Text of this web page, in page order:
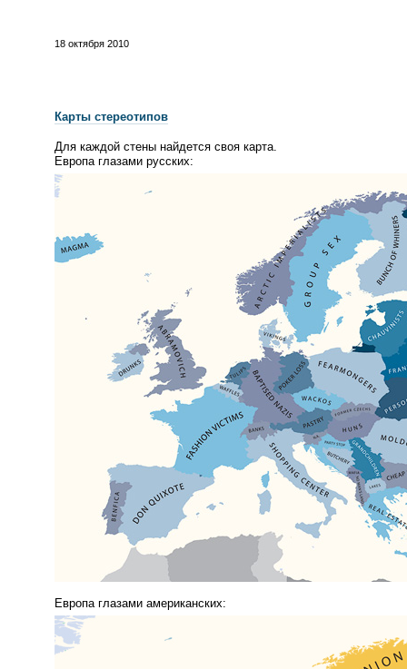
18 октября 2010
Карты стереотипов
Для каждой стены найдется своя карта.
Европа глазами русских:
Европа глазами американских: